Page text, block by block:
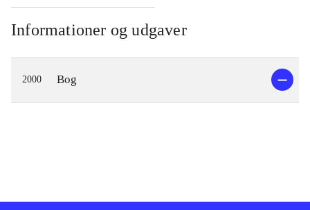
Informationer og udgaver
2000 Bog